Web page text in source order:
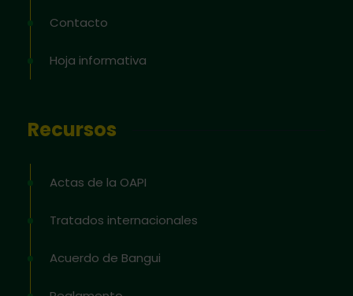
Contacto
Hoja informativa
Recursos
Actas de la OAPI
Tratados internacionales
Acuerdo de Bangui